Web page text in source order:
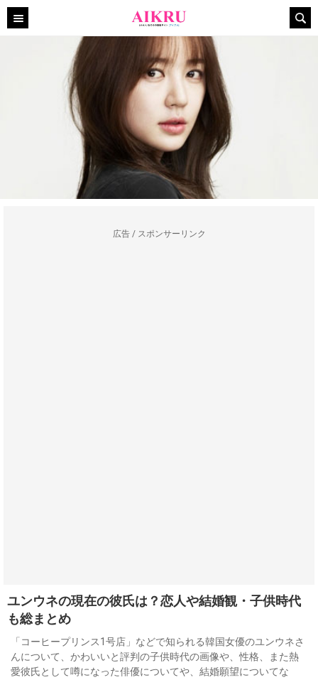
広告 / スポンサーリンク
ユンウネの現在の彼氏は？恋人や結婚観・子供時代
も総まとめ
「コーヒープリンス1号店」などで知られる韓国女優のユンウネさ
んについて、かわいいと評判の子供時代の画像や、性格、また熱
愛彼氏として噂になった俳優についてや、結婚願望についてな